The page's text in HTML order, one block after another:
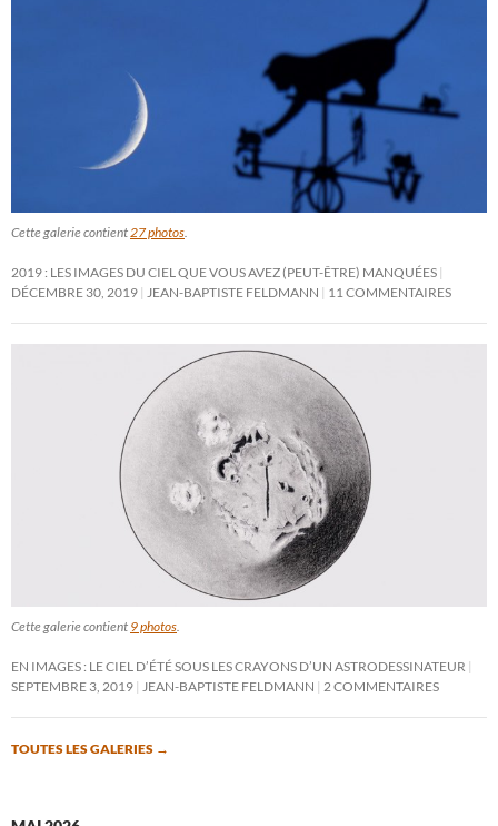
Cette galerie contient 27 photos
2019 : LES IMAGES DU CIEL QUE VOUS AVEZ (PEUT-ÊTRE) MANQUÉES
DÉCEMBRE 30, 2019
JEAN-BAPTISTE FELDMANN 11 COMMENTAIRES
Cette galerie contient 9 photos.
EN IMAGES : LE CIEL D’ÉTÉ SOUS LES CRAYONS D’UN ASTRODESSINATEUR
SEPTEMBRE 3, 2019 JEAN-BAPTISTE FELDMANN 2 COMMENTAIRES
TOUTES LES GALERIES →